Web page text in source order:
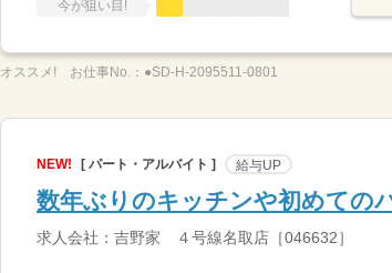
今が狙い目!
オススメ! お仕事No.： ●SD-H-2095511-0801
NEW! [ パート・アルバイト ] 給与UP
数年ぶりのキッチンや初めての
求人会社：吉野家 ４号線名取店［046632］